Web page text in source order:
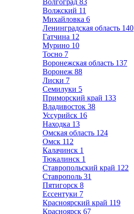
Волгоград 83
Волжский 11
Михайловка 6
Ленинградская область 140
Гатчина 12
Мурино 10
Тосно 7
Воронежская область 137
Воронеж 88
Лиски 7
Семилуки 5
Приморский край 133
Владивосток 38
Уссурийск 16
Находка 13
Омская область 124
Омск 112
Калачинск 1
Тюкалинск 1
Ставропольский край 122
Ставрополь 31
Пятигорск 8
Ессентуки 7
Красноярский край 119
Красноярск 67